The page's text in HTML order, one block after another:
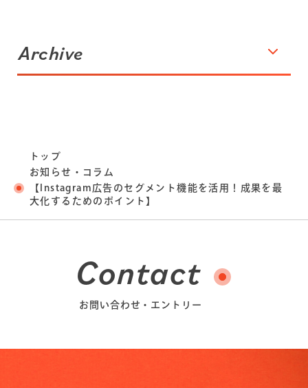
Archive
トップ
お知らせ・コラム
【Instagram広告のセグメント機能を活用！成果を最
大化するためのポイント】
Contact
お問い合わせ・エントリー